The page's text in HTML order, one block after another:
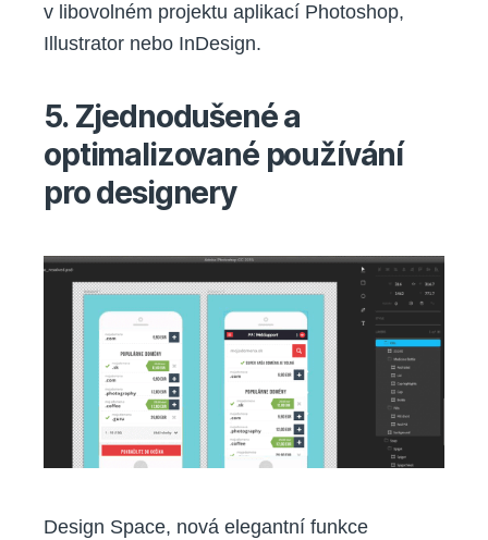
v libovolném projektu aplikací Photoshop,
Illustrator nebo InDesign.
5. Zjednodušené a
optimalizované používání
pro designery
Design Space, nová elegantní funkce